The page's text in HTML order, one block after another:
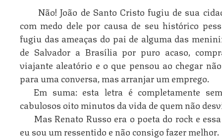
Não! João de Santo Cristo fugiu de sua
com medo dele por causa de seu histórico
fugiu das ameaças do pai de alguma das
de Salvador a Brasília por puro acaso,
viajante aleatório e o que pensou ao chegar
para uma conversa, mas arranjar um emprego.
Em suma: esta letra é completamente
cabulosos oito minutos da vida de quem não
Mas Renato Russo era o poeta do rock e
eu sou um ressentido e não consigo fazer melhor.